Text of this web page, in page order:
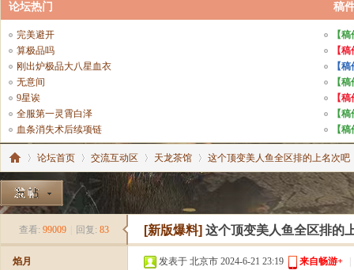
论坛热门 稿
完美避开
算极品吗
刚出炉极品大八星血衣
无意间
9星诶
全服第一灵霄白泽
血条消失术后续项链
【
【
【
【
【
【
【
»
论坛首页
›
交流互动区 天龙茶馆
›
这个顶变美人鱼全区排的上名次吧
查看: 99009 回复: 83 [新版爆料] 这个顶变美人鱼全区排的
焰月 发表于 北京市 2024-6-21 23:19 来自畅游+